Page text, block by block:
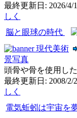
最終更新日: 2026/
しく
脳と眼球の時代
現代美術
景写真
頭骨や骨を使用し
最終更新日: 2008/
しく
電気蚯蚓は宇宙を